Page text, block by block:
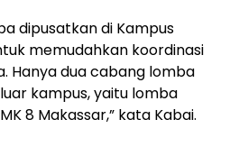
dipusatkan di Kampus
memudahkan koordinasi
Hanya dua cabang lomba
kampus, yaitu lomba
8 Makassar,” kata Kabai.